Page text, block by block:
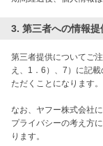
3. 第三者への情報提
第三者提供についてご
え、1．6）、7）に記
ただくことになります。
なお、ヤフー株式会社
プライバシーの考え方